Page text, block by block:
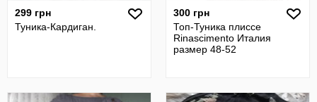
299 грн
Туника-Кардиган.
300 грн
Топ-Туника плиссе
Rinascimento Италия
размер 48-52